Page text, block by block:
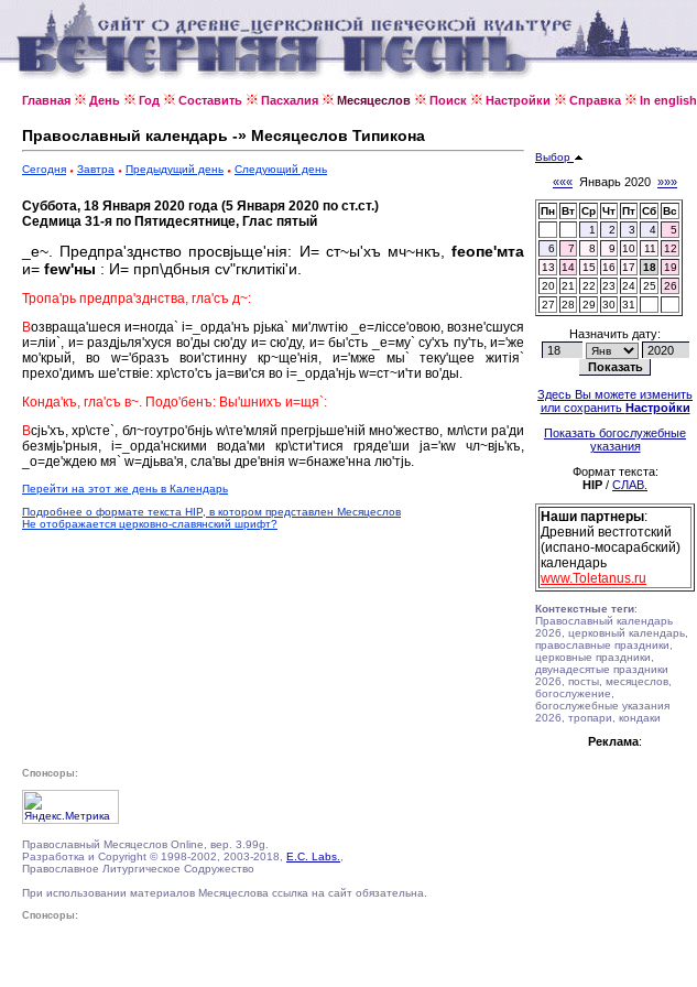
Главная День Год Составить Пасхалия Месяцеслов Поиск Настройки Справка In english
Православный календарь -» Месяцеслов Типикона
Сегодня Завтра Предыдущий день Следующий день
Суббота, 18 Января 2020 года (5 Января 2020 по ст.ст.)
Седмица 31-я по Пятидесятнице, Глас пятый
_е~. Предпра'зднство просвjьще'нiя: И= ст~ы'хъ мч~нкъ, fеопе'мта
и= fеw'ны : И= прп\дбныя сv"гклитiкi'и.
Тропа'рь предпра'зднства, гла'съ д~:
Возвраща'шеся и=ногда` i=_орда'нъ рjька` ми'лwтiю _е=лiссе'овою, возне'сшуся
и=лiи`, и= раздjьля'хуся во'ды сю'ду и= сю'ду, и= бы'сть _е=му` су'хъ пу'ть, и='же
мо'крый, во w='бразъ вои'стинну кр~ще'нiя, и='мже мы` теку'щее житiя`
прехо'димъ ше'ствiе: хр\сто'съ jа=ви'ся во i=_орда'нjь w=ст~и'ти во'ды.
Конда'къ, гла'съ в~. Подо'бенъ: Вы'шнихъ и=щя`:
Всjь'хъ, хр\сте`, бл~гоутро'бнjь w\те'мляй прегрjьше'нiй мно'жество, мл\сти ра'ди
безмjь'рныя, i=_орда'нскими вода'ми кр\сти'тися гряде'ши jа='кw чл~вjь'къ,
_о=де'ждею мя` w=дjьва'я, сла'вы дре'внiя w=бнаже'нна лю'тjь.
Перейти на этот же день в Календарь
Подробнее о формате текста HIP, в котором представлен Месяцеслов
Не отображается церковно-славянский шрифт?
Выбор
««« Январь 2020 »»»
Пн Вт Ср Чт Пт Сб Вс
1
2 3 4
5
6
7 8 9 10 11
12
13
14 15 16 17 18
19
20 21 22 23 24 25
26
27
28 29 30 31
Назначить дату:
Здесь Вы можете изменить
или сохранить Настройки
Показать богослужебные
указания
Формат текста:
HIP / СЛАВ.
Наши партнеры:
Древний вестготский
(испано-мосарабский)
календарь
www.Toletanus.ru
Контекстные теги:
Православный календарь
2026, церковный календарь,
православные праздники,
церковные праздники,
двунадесятые праздники
2026, посты, месяцеслов,
богослужение,
богослужебные указания
2026, тропари, кондаки
Реклама:
Спонсоры:
Православный Месяцеслов Online, вер. 3.99g.
Разработка и Copyright © 1998-2002, 2003-2018, E.C. Labs.
Православное Литургическое Содружество
При использовании материалов Месяцеслова ссылка на сайт обязательна.
Спонсоры: